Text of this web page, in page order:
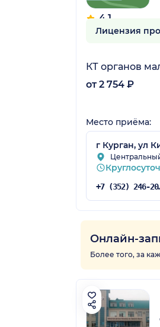
4.1
68 отзывов
Лицензия
КТ органов
от 2 754 ₽
Место приёма:
г Курган, ул
+7
Онлайн-
Более того, за